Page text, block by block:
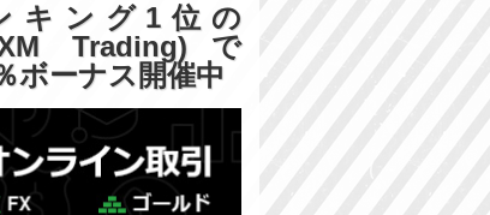
キング1位の
Trading)で
ボーナス開催中